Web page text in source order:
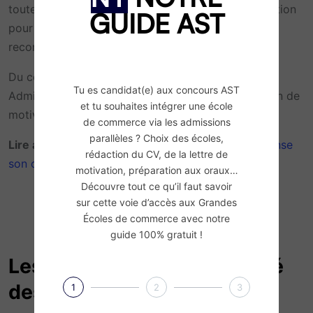
toutefois l’obligation d’ajouter une lettre de motivation
pour chacune des écoles, ainsi qu’une lettre de
recommandation.
Du côté des épreuves orales du concours ACCÈS
Admissions Parallèles, tu devras passer un entretien de
motivation et un oral d’anglais.
Lire aussi :
ACCÈS lance un concours AST et repense
son concours post-bac
Les épreuves d’admissibilité
des concours AST2
GUIDE AST
Tu es candidat(e) aux concours AST
et tu souhaites intégrer une école
de commerce via les admissions
parallèles ? Choix des écoles,
rédaction du CV, de la lettre de
motivation, préparation aux oraux…
Découvre tout ce qu’il faut savoir
sur cette voie d’accès aux Grandes
Écoles de commerce avec notre
guide 100% gratuit !
1 2 3